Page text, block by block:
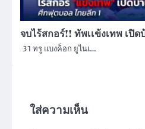
จบไร้สกอร์!! ทัพเเข้งเทพ เปิ
31 ทรู แบงค็อก ยูไนเ…
ใส่ความเห็น